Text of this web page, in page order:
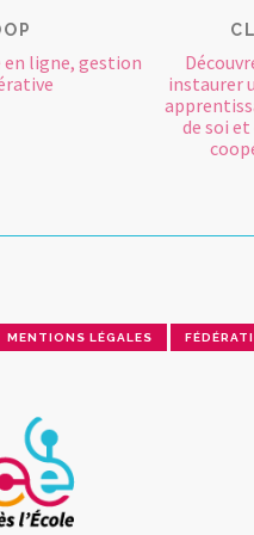
ligne, gestion
instaurer
de soi
MENTIONS LÉGALES